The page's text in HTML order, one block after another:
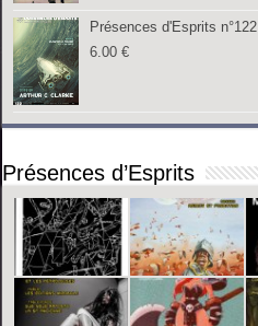
Présences d'Esprits n°122
6.00€
Présences d’Esprits